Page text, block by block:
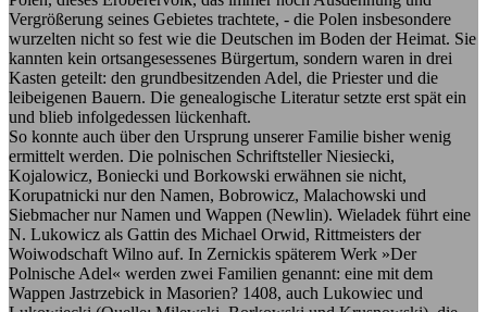
Vergrößerung seines Gebietes trachtete, - die Polen insbesondere
wurzelten nicht so fest wie die Deutschen im Boden der Heimat. Sie
kannten kein ortsangesessenes Bürgertum, sondern waren in drei
Kasten geteilt: den grundbesitzenden Adel, die Priester und die
leibeigenen Bauern. Die genealogische Literatur setzte erst spät ein
und blieb infolgedessen lückenhaft.
So konnte auch über den Ursprung unserer Familie bisher wenig
ermittelt werden. Die polnischen Schriftsteller Niesiecki,
Kojalowicz, Boniecki und Borkowski erwähnen sie nicht,
Korupatnicki nur den Namen, Bobrowicz, Malachowski und
Siebmacher nur Namen und Wappen (Newlin). Wieladek führt eine
N. Lukowicz als Gattin des Michael Orwid, Rittmeisters der
Woiwodschaft Wilno auf. In Zernickis späterem Werk »Der
Polnische Adel« werden zwei Familien genannt: eine mit dem
Wappen Jastrzebick in Masorien? 1408, auch Lukowiec und